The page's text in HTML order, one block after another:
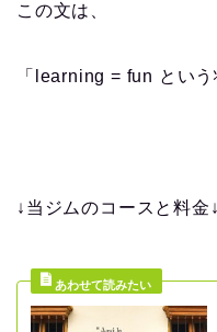
この文は、
「learning = fun とい
↓当ジムのコースと料金↓